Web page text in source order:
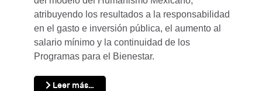
atribuyendo los resultados a la responsabilidad
en el gasto e inversión pública, el aumento al
salario mínimo y la continuidad de los
Programas para el Bienestar.
Leer más…